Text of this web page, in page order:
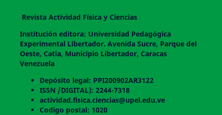
Revista Actividad Física y Ciencias
Institución editora: Universidad Pedagógica
Experimental Libertador. Avenida Sucre, Parque del
Oeste, Catia, Municipio Libertador, Caracas
Venezuela
Depósito legal: PPI200902AR3122
ISSN /DIGITAL): 2244-7318
actividad.fisica.ciencias@upel.edu.ve
Codigo postal: 1020